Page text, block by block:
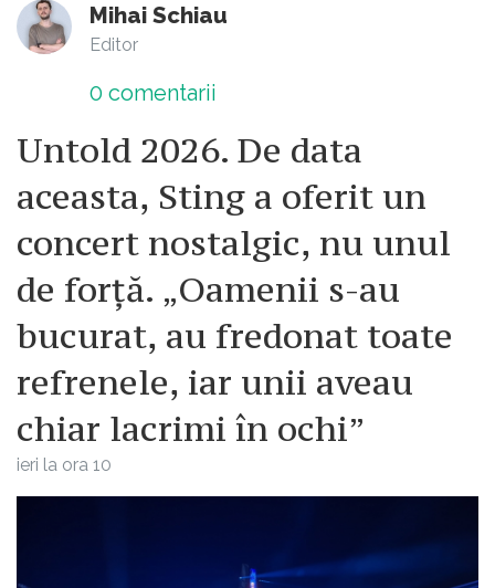
Mihai Schiau
Editor
0 comentarii
Untold 2026. De data
aceasta, Sting a oferit un
concert nostalgic, nu unul
de forță. „Oamenii s-au
bucurat, au fredonat toate
refrenele, iar unii aveau
chiar lacrimi în ochi”
ieri la ora 10